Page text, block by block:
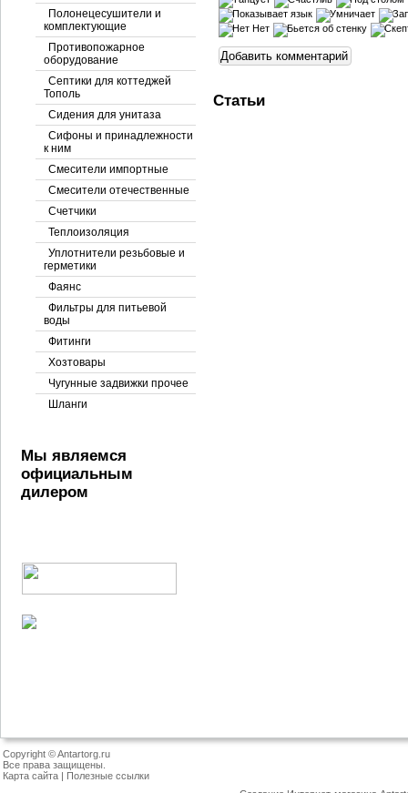
Полонецесушители и
комплектующие
Противопожарное
оборудование
Септики для коттеджей
Тополь
Сидения для унитаза
Сифоны и принадлежности
к ним
Смесители импортные
Смесители отечественные
Счетчики
Теплоизоляция
Уплотнители резьбовые и
герметики
Фаянс
Фильтры для питьевой
воды
Фитинги
Хозтовары
Чугунные задвижки прочее
Шланги
Мы являемся
официальным
дилером
Статьи
Copyright © Antartorg.ru
Все права защищены.
Карта сайта | Полезные ссылки